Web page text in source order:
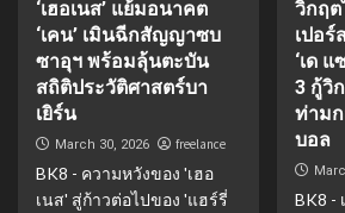
‘เฮอเนส’ แย้มอนาคต
‘เคน’ เมินฉีกสัญญาซบ
ซาอุฯ พร้อมลุ้นตะบัน
สถิติประวัติศาสตร์บา
เยิร์น
March 30, 2026 freelance
BK8 - ความหวังของ 'เฮอ
เนส' สู่ก้าวต่อไปของ 'แฮร์รี่
วิกฤต
เปอร์
‘เด
3 กู้วิ
ท่าม
บอล
BK8 -